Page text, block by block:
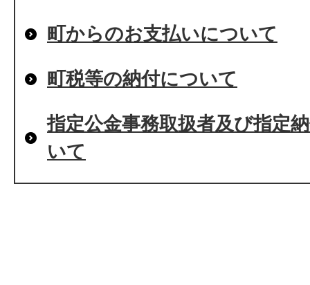
町からのお支払いについて
町税等の納付について
指定公金事務取扱者及び指定
いて